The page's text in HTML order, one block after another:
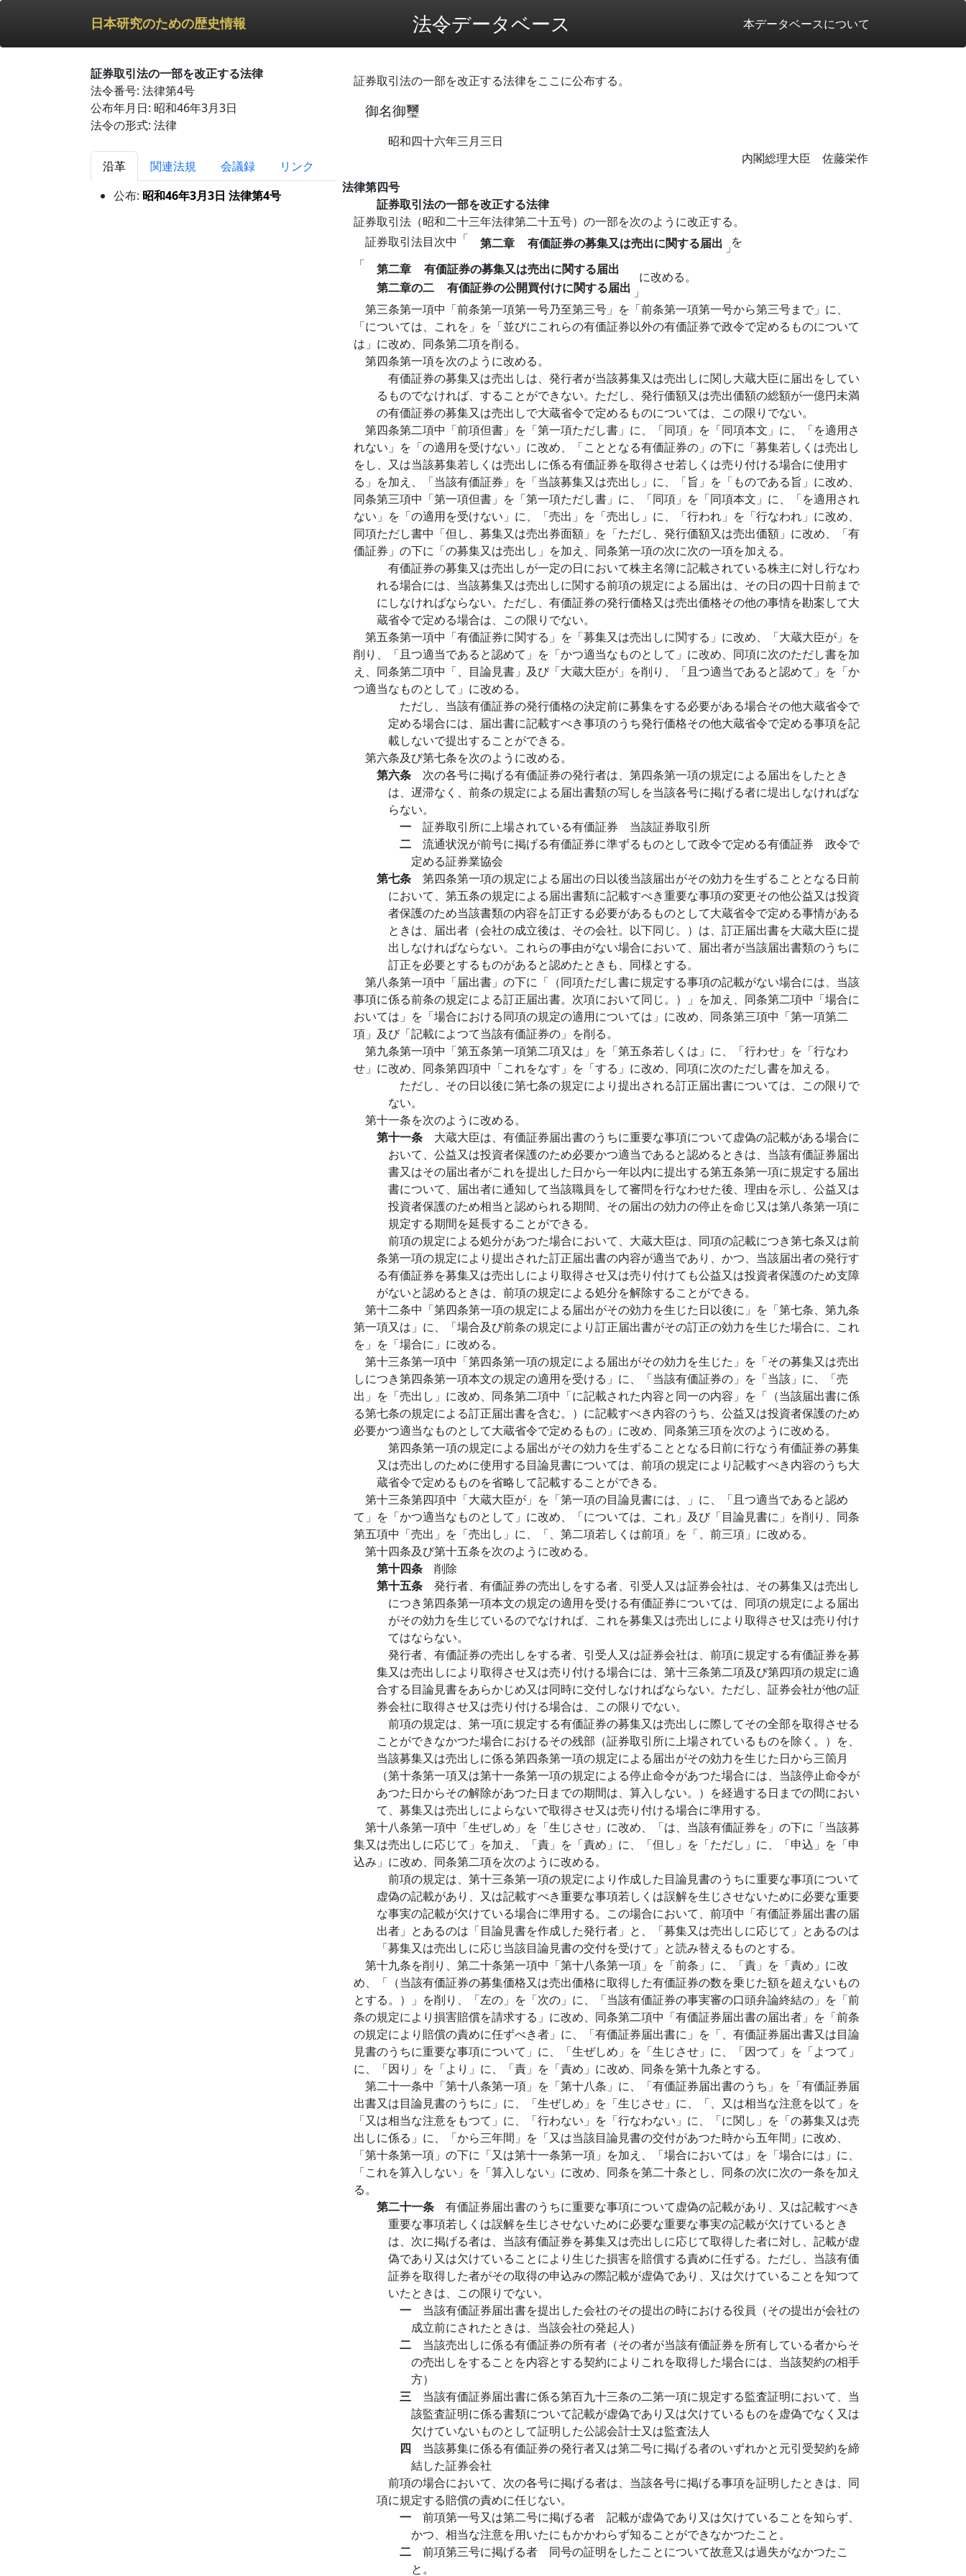
日本研究のための歴史情報 法令データベース 本データベースについて
証券取引法の一部を改正する法律
法令番号: 法律第4号
公布年月日: 昭和46年3月3日
法令の形式: 法律
沿革 関連法規 会議録
リンク
公布: 昭和46年3月3日 法律第4号
証券取引法の一部を改正する法律をここに公布する。
御名御璽
昭和四十六年三月三日
内閣総理大臣 佐藤栄作
法律第四号
証券取引法の一部を改正する法律
証券取引法（昭和二十三年法律第二十五号）の一部を次のように改正する。
証券取引法目次中 「 第二章 有価証券の募集又は売出に関する届出 」を
「
第二章
有価証券の募集又は売出に関する届出
第二章の二
有価証券の公開買付けに関する届出 」
に改める。
第三条第一項中「前条第一項第一号乃至第三号」を「前条第一項第一号から第三号まで」に、
「については、これを」を「並びにこれらの有価証券以外の有価証券で政令で定めるものについて
は」に改め、同条第二項を削る。
第四条第一項を次のように改める。
有価証券の募集又は売出しは、発行者が当該募集又は売出しに関し大蔵大臣に届出をしてい
るものでなければ、することができない。ただし、発行価額又は売出価額の総額が一億円未満
の有価証券の募集又は売出しで大蔵省令で定めるものについては、この限りでない。
第四条第二項中「前項但書」を「第一項ただし書」に、「同項」を「同項本文」に、「を適用さ
れない」を「の適用を受けない」に改め、「こととなる有価証券の」の下に「募集若しくは売出し
をし、又は当該募集若しくは売出しに係る有価証券を取得させ若しくは売り付ける場合に使用す
る」を加え、「当該有価証券」を「当該募集又は売出し」に、「旨」を「ものである旨」に改め、
同条第三項中「第一項但書」を「第一項ただし書」に、「同項」を「同項本文」に、「を適用され
ない」を「の適用を受けない」に、「売出」を「売出し」に、「行われ」を「行なわれ」に改め、
同項ただし書中「但し、募集又は売出券面額」を「ただし、発行価額又は売出価額」に改め、「有
価証券」の下に「の募集又は売出し」を加え、同条第一項の次に次の一項を加える。
有価証券の募集又は売出しが一定の日において株主名簿に記載されている株主に対し行なわ
れる場合には、当該募集又は売出しに関する前項の規定による届出は、その日の四十日前まで
にしなければならない。ただし、有価証券の発行価格又は売出価格その他の事情を勘案して大
蔵省令で定める場合は、この限りでない。
第五条第一項中「有価証券に関する」を「募集又は売出しに関する」に改め、「大蔵大臣が」を
削り、「且つ適当であると認めて」を「かつ適当なものとして」に改め、同項に次のただし書を加
え、同条第二項中「、目論見書」及び「大蔵大臣が」を削り、「且つ適当であると認めて」を「か
つ適当なものとして」に改める。
ただし、当該有価証券の発行価格の決定前に募集をする必要がある場合その他大蔵省令で
定める場合には、届出書に記載すべき事項のうち発行価格その他大蔵省令で定める事項を記
載しないで提出することができる。
第六条及び第七条を次のように改める。
第六条 次の各号に掲げる有価証券の発行者は、第四条第一項の規定による届出をしたとき
は、遅滞なく、前条の規定による届出書類の写しを当該各号に掲げる者に堤出しなければな
らない。
一 証券取引所に上場されている有価証券 当該証券取引所
二 流通状況が前号に掲げる有価証券に準ずるものとして政令で定める有価証券 政令で
定める証券業協会
第七条 第四条第一項の規定による届出の日以後当該届出がその効力を生ずることとなる日前
において、第五条の規定による届出書類に記載すべき重要な事項の変更その他公益又は投資
者保護のため当該書類の内容を訂正する必要があるものとして大蔵省令で定める事情がある
ときは、届出者（会社の成立後は、その会社。以下同じ。）は、訂正届出書を大蔵大臣に提
出しなければならない。これらの事由がない場合において、届出者が当該届出書類のうちに
訂正を必要とするものがあると認めたときも、同様とする。
第八条第一項中「届出書」の下に「（同項ただし書に規定する事項の記載がない場合には、当該
事項に係る前条の規定による訂正届出書。次項において同じ。）」を加え、同条第二項中「場合に
おいては」を「場合における同項の規定の適用については」に改め、同条第三項中「第一項第二
項」及び「記載によつて当該有価証券の」を削る。
第九条第一項中「第五条第一項第二項又は」を「第五条若しくは」に、「行わせ」を「行なわ
せ」に改め、同条第四項中「これをなす」を「する」に改め、同項に次のただし書を加える。
ただし、その日以後に第七条の規定により提出される訂正届出書については、この限りで
ない。
第十一条を次のように改める。
第十一条 大蔵大臣は、有価証券届出書のうちに重要な事項について虚偽の記載がある場合に
おいて、公益又は投資者保護のため必要かつ適当であると認めるときは、当該有価証券届出
書又はその届出者がこれを提出した日から一年以内に提出する第五条第一項に規定する届出
書について、届出者に通知して当該職員をして審問を行なわせた後、理由を示し、公益又は
投資者保護のため相当と認められる期間、その届出の効力の停止を命じ又は第八条第一項に
規定する期間を延長することができる。
前項の規定による処分があつた場合において、大蔵大臣は、同項の記載につき第七条又は前
条第一項の規定により提出された訂正届出書の内容が適当であり、かつ、当該届出者の発行す
る有価証券を募集又は売出しにより取得させ又は売り付けても公益又は投資者保護のため支障
がないと認めるときは、前項の規定による処分を解除することができる。
第十二条中「第四条第一項の規定による届出がその効力を生じた日以後に」を「第七条、第九条
第一項又は」に、「場合及び前条の規定により訂正届出書がその訂正の効力を生じた場合に、これ
を」を「場合に」に改める。
第十三条第一項中「第四条第一項の規定による届出がその効力を生じた」を「その募集又は売出
しにつき第四条第一項本文の規定の適用を受ける」に、「当該有価証券の」を「当該」に、「売
出」を「売出し」に改め、同条第二項中「に記載された内容と同一の内容」を「（当該届出書に係
る第七条の規定による訂正届出書を含む。）に記載すべき内容のうち、公益又は投資者保護のため
必要かつ適当なものとして大蔵省令で定めるもの」に改め、同条第三項を次のように改める。
第四条第一項の規定による届出がその効力を生ずることとなる日前に行なう有価証券の募集
又は売出しのために使用する目論見書については、前項の規定により記載すべき内容のうち大
蔵省令で定めるものを省略して記載することができる。
第十三条第四項中「大蔵大臣が」を「第一項の目論見書には、」に、「且つ適当であると認め
て」を「かつ適当なものとして」に改め、「については、これ」及び「目論見書に」を削り、同条
第五項中「売出」を「売出し」に、「、第二項若しくは前項」を「、前三項」に改める。
第十四条及び第十五条を次のように改める。
第十四条 削除
第十五条 発行者、有価証券の売出しをする者、引受人又は証券会社は、その募集又は売出し
につき第四条第一項本文の規定の適用を受ける有価証券については、同項の規定による届出
がその効力を生じているのでなければ、これを募集又は売出しにより取得させ又は売り付け
てはならない。
発行者、有価証券の売出しをする者、引受人又は証券会社は、前項に規定する有価証券を募
集又は売出しにより取得させ又は売り付ける場合には、第十三条第二項及び第四項の規定に適
合する目論見書をあらかじめ又は同時に交付しなければならない。ただし、証券会社が他の証
券会社に取得させ又は売り付ける場合は、この限りでない。
前項の規定は、第一項に規定する有価証券の募集又は売出しに際してその全部を取得させる
ことができなかつた場合におけるその残部（証券取引所に上場されているものを除く。）を、
当該募集又は売出しに係る第四条第一項の規定による届出がその効力を生じた日から三箇月
（第十条第一項又は第十一条第一項の規定による停止命令があつた場合には、当該停止命令が
あつた日からその解除があつた日までの期間は、算入しない。）を経過する日までの間におい
て、募集又は売出しによらないで取得させ又は売り付ける場合に準用する。
第十八条第一項中「生ぜしめ」を「生じさせ」に改め、「は、当該有価証券を」の下に「当該募
集又は売出しに応じて」を加え、「責」を「責め」に、「但し」を「ただし」に、「申込」を「申
込み」に改め、同条第二項を次のように改める。
前項の規定は、第十三条第一項の規定により作成した目論見書のうちに重要な事項について
虚偽の記載があり、又は記載すべき重要な事項若しくは誤解を生じさせないために必要な重要
な事実の記載が欠けている場合に準用する。この場合において、前項中「有価証券届出書の届
出者」とあるのは「目論見書を作成した発行者」と、「募集又は売出しに応じて」とあるのは
「募集又は売出しに応じ当該目論見書の交付を受けて」と読み替えるものとする。
第十九条を削り、第二十条第一項中「第十八条第一項」を「前条」に、「責」を「責め」に改
め、「（当該有価証券の募集価格又は売出価格に取得した有価証券の数を乗じた額を超えないもの
とする。）」を削り、「左の」を「次の」に、「当該有価証券の事実審の口頭弁論終結の」を「前
条の規定により損害賠償を請求する」に改め、同条第二項中「有価証券届出書の届出者」を「前条
の規定により賠償の責めに任ずべき者」に、「有価証券届出書に」を「、有価証券届出書又は目論
見書のうちに重要な事項について」に、「生ぜしめ」を「生じさせ」に、「因つて」を「よつて」
に、「因り」を「より」に、「責」を「責め」に改め、同条を第十九条とする。
第二十一条中「第十八条第一項」を「第十八条」に、「有価証券届出書のうち」を「有価証券届
出書又は目論見書のうちに」に、「生ぜしめ」を「生じさせ」に、「、又は相当な注意を以て」を
「又は相当な注意をもつて」に、「行わない」を「行なわない」に、「に関し」を「の募集又は売
出しに係る」に、「から三年間」を「又は当該目論見書の交付があつた時から五年間」に改め、
「第十条第一項」の下に「又は第十一条第一項」を加え、「場合においては」を「場合には」に、
「これを算入しない」を「算入しない」に改め、同条を第二十条とし、同条の次に次の一条を加え
る。
第二十一条 有価証券届出書のうちに重要な事項について虚偽の記載があり、又は記載すべき
重要な事項若しくは誤解を生じさせないために必要な重要な事実の記載が欠けているとき
は、次に掲げる者は、当該有価証券を募集又は売出しに応じて取得した者に対し、記載が虚
偽であり又は欠けていることにより生じた損害を賠償する責めに任ずる。ただし、当該有価
証券を取得した者がその取得の申込みの際記載が虚偽であり、又は欠けていることを知つて
いたときは、この限りでない。
一 当該有価証券届出書を提出した会社のその提出の時における役員（その提出が会社の
成立前にされたときは、当該会社の発起人）
二 当該売出しに係る有価証券の所有者（その者が当該有価証券を所有している者からそ
の売出しをすることを内容とする契約によりこれを取得した場合には、当該契約の相手
方）
三 当該有価証券届出書に係る第百九十三条の二第一項に規定する監査証明において、当
該監査証明に係る書類について記載が虚偽であり又は欠けているものを虚偽でなく又は
欠けていないものとして証明した公認会計士又は監査法人
四 当該募集に係る有価証券の発行者又は第二号に掲げる者のいずれかと元引受契約を締
結した証券会社
前項の場合において、次の各号に掲げる者は、当該各号に掲げる事項を証明したときは、同
項に規定する賠償の責めに任じない。
一 前項第一号又は第二号に掲げる者 記載が虚偽であり又は欠けていることを知らず、
かつ、相当な注意を用いたにもかかわらず知ることができなかつたこと。
二 前項第三号に掲げる者 同号の証明をしたことについて故意又は過失がなかつたこ
と。